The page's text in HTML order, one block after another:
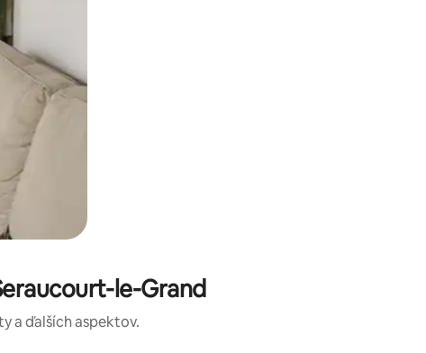
le-Grand
a ďalších aspektov.